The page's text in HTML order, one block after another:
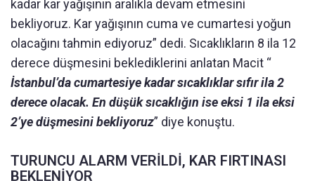
kadar kar yağışının aralıkla devam etmesini
bekliyoruz. Kar yağışının cuma ve cumartesi yoğun
olacağını tahmin ediyoruz” dedi. Sıcaklıkların 8 ila 12
derece düşmesini beklediklerini anlatan Macit “
İstanbul’da cumartesiye kadar sıcaklıklar sıfır ila 2
derece olacak. En düşük sıcaklığın ise eksi 1 ila eksi
2’ye düşmesini bekliyoruz” diye konuştu.
TURUNCU ALARM VERİLDİ, KAR FIRTINASI
BEKLENİYOR